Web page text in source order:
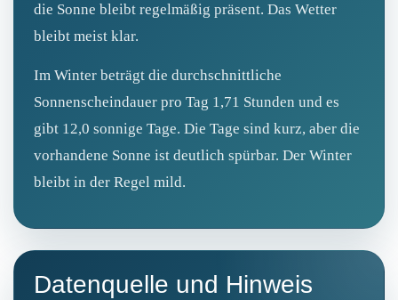
die Sonne bleibt regelmäßig präsent. Das Wetter
bleibt meist klar.
Im Winter beträgt die durchschnittliche
Sonnenscheindauer pro Tag 1,71 Stunden und es
gibt 12,0 sonnige Tage. Die Tage sind kurz, aber die
vorhandene Sonne ist deutlich spürbar. Der Winter
bleibt in der Regel mild.
Datenquelle und Hinweis